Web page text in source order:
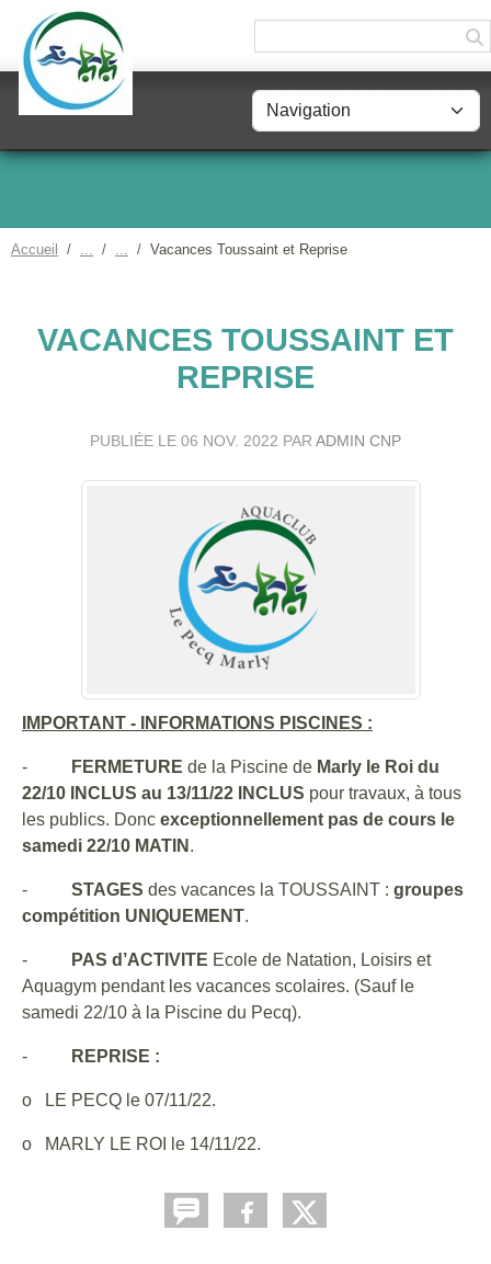
Accueil Vacances Toussaint et Reprise
VACANCES TOUSSAINT ET
REPRISE
PUBLIÉE LE 06 NOV. 2022 PAR ADMIN CNP
IMPORTANT - INFORMATIONS PISCINES :
- FERMETURE de la Piscine de Marly le Roi du
22/10 INCLUS au 13/11/22 INCLUS pour travaux, à tous
les publics. Donc exceptionnellement pas de cours le
samedi 22/10 MATIN .
- STAGES des vacances la TOUSSAINT : groupes
compétition UNIQUEMENT.
- PAS d’ACTIVITE Ecole de Natation, Loisirs et
Aquagym pendant les vacances scolaires. (Sauf le
samedi 22/10 à la Piscine du Pecq).
- REPRISE :
o LE PECQ le 07/11/22.
o MARLY LE ROI le 14/11/22.
Panneau de gestion des cookies